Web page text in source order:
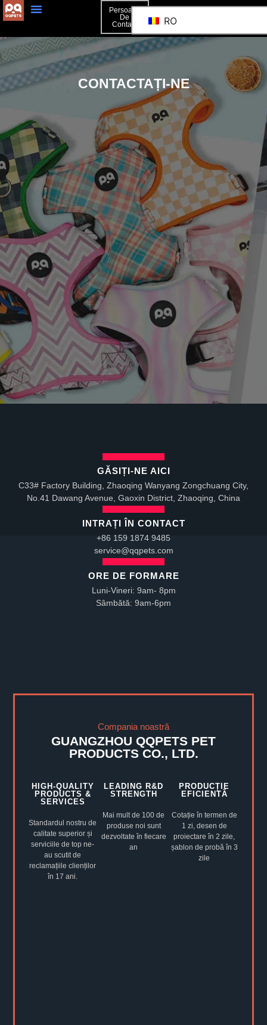
Persoană
De
Contact
RO
CONTACTAȚI-NE
GĂSIȚI-NE AICI
C33# Factory Building, Zhaoqing Wanyang Zongchuang City,
No.41 Dawang Avenue, Gaoxin District, Zhaoqing, China
INTRAȚI ÎN CONTACT
+86 159 1874 9485
service@qqpets.com
ORE DE FORMARE
Luni-Vineri: 9am- 8pm
Sâmbătă: 9am-6pm
Compania noastră
GUANGZHOU QQPETS PET
PRODUCTS CO., LTD.
HIGH-QUALITY
PRODUCTS &
SERVICES
Standardul nostru de
calitate superior și
serviciile de top ne-
au scutit de
reclamațiile clienților
în 17 ani.
LEADING R&D
STRENGTH
Mai mult de 100 de
produse noi sunt
dezvoltate în fiecare
an
PRODUCȚIE
EFICIENTĂ
Cotație în termen de
1 zi, desen de
proiectare în 2 zile,
șablon de probă în 3
zile